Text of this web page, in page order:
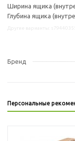
Ширина ящика
Глубина ящика
Бренд
Персональные